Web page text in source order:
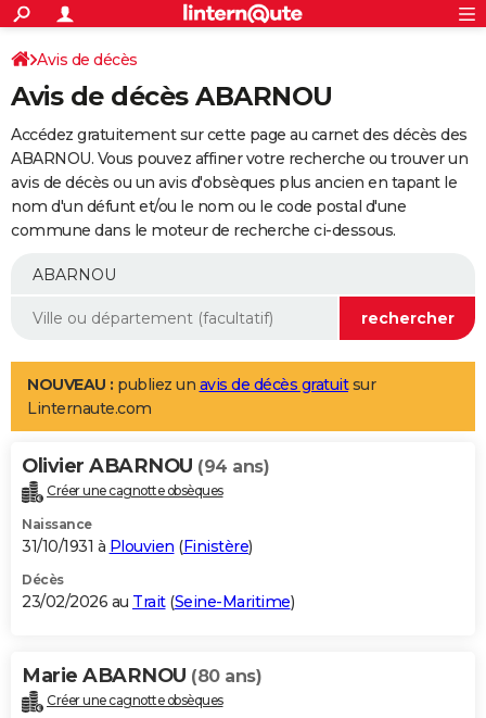
ACTUALITÉS
Politique
Société
Faits Divers
Education
Monde
Villes
+
SPORT
Coupe du monde 2026
Football
Tennis
Cyclisme
Rugby
Forum
Programme TV
TNT
Streaming
Cinéma
Sorties cinéma
Musique
+
FINANCE
Retraite
Epargne
Immobilier
Risques naturels par ville
Banque
Assurance
AUTO
Essais
Réserver un essai
Citadines
Berlines
SUV
Forum auto
+
Mobiles
Meilleur smartphone
Internet
Ordinateurs
Jeux vidéo
Guide high-tech
Aménagement intérieur
LIFESTYLE
Art de vivre
Bien-être
Loisirs
Mode
Modes de vie
Alimentation
Guide de la santé
Maladies
Médicaments
Sommeil
VOYAGE
Destinations
City break
Voyage nature
Voyage de noces
Forum
Climat
+PHOTO
GUIDES D'ACHAT
BONS PLANS
Carte de Noël
Carte Bonne année
Carte Saint-Valentin
Carte Pâques
Carte d'anniversaire
DICTIONNAIRE
Avis de décès
Avis de décès ABARNOU
Accédez gratuitement sur cette page au carnet des décès des
ABARNOU. Vous pouvez affiner votre recherche ou trouver un
avis de décès ou un avis d'obsèques plus ancien en tapant le
nom d'un défunt et/ou le nom ou le code postal d'une
commune dans le moteur de recherche ci-dessous.
NOUVEAU : publiez un avis de décès gratuitsur
Linternaute.com
Olivier ABARNOU (94 ans)
Créer une cagnotte obsèques
Naissance
31/10/1931 à Plouvien (Finistère)
Décès
23/02/2026 au Trait(Seine-Maritime)
Marie ABARNOU (80 ans)
Créer une cagnotte obsèques